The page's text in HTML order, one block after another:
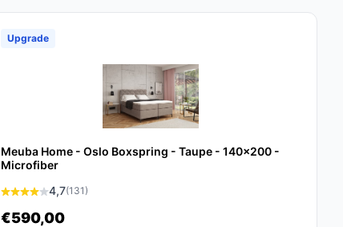
Upgrade
Meuba Home - Oslo Boxspring - Taupe - 140x200 -
Microfiber
4,7(131)
€590,00